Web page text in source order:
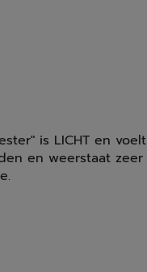
is LICHT en voelt
en weerstaat zeer